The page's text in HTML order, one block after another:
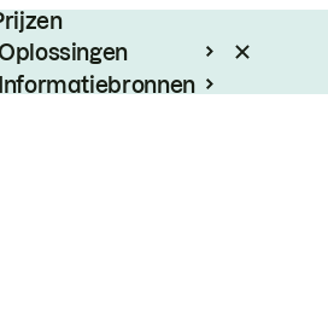
Informatiebronnen